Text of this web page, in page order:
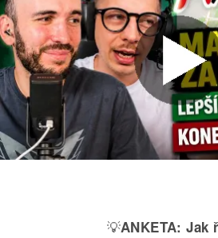
💡ANKETA: Jak